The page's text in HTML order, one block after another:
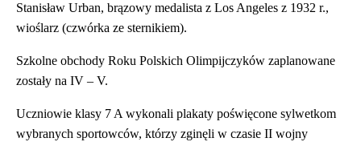
Stanisław Urban, brązowy medalista z Los Angeles z 1932 r.,
wioślarz (czwórka ze sternikiem).
Szkolne obchody Roku Polskich Olimpijczyków zaplanowane
zostały na IV – V.
Uczniowie klasy 7 A wykonali plakaty poświęcone sylwetkom
wybranych sportowców, którzy zginęli w czasie II wojny